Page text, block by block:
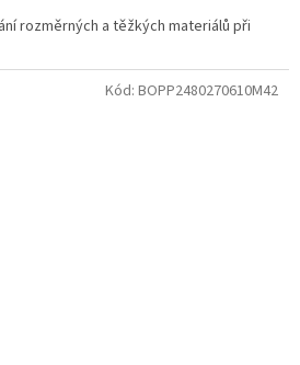
rozměrných a těžkých materiálů při
Kód: BOPP2480270610M42